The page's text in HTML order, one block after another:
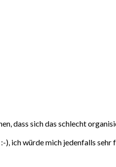
dass sich das schlecht
), ich würde mich jedenfalls sehr